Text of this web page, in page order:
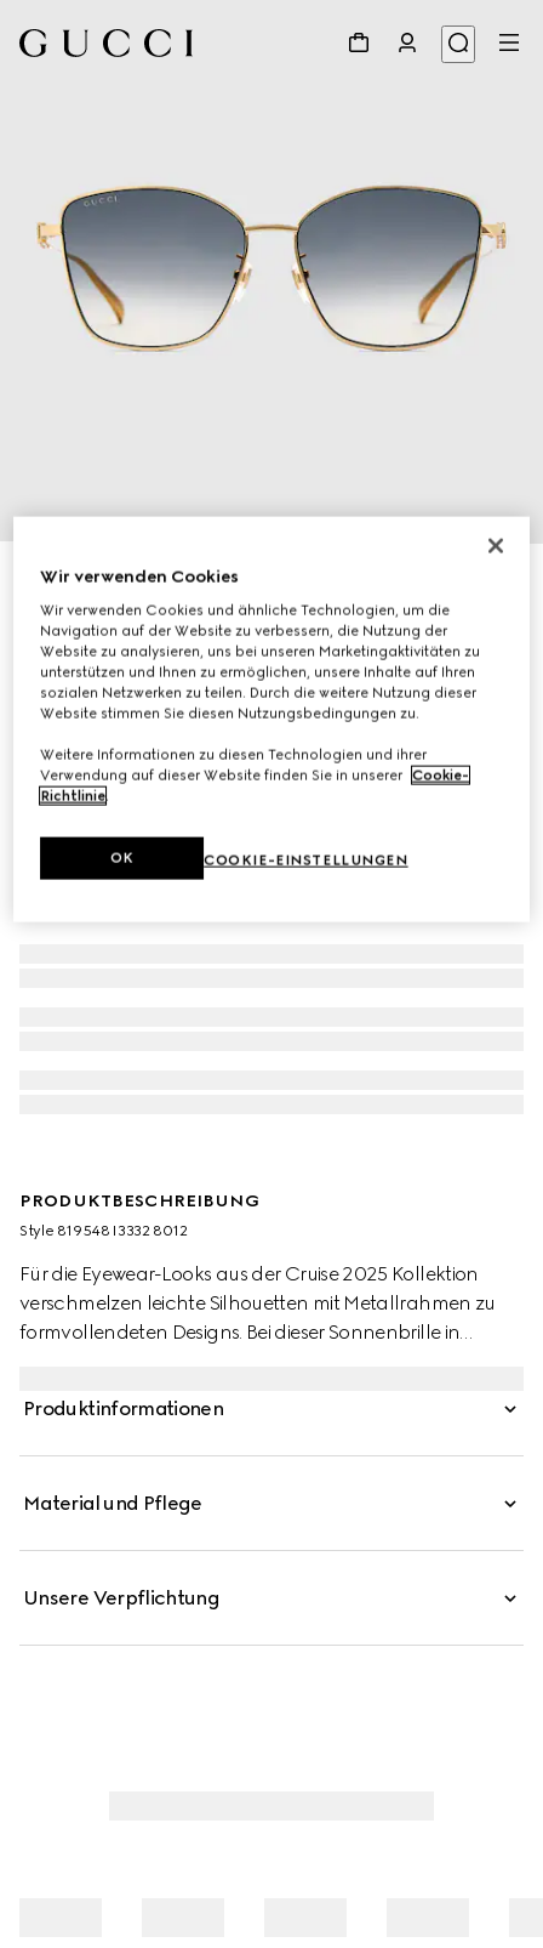
Sonnenbrille in Schmetterlingsform mit tiefem Nasensteg
€ 470
Variantengelbgoldfarben
PRODUKTBESCHREIBUNG
Style ‎819548 I3332 8012
Für die Eyewear-Looks aus der Cruise 2025 Kollektion
verschmelzen leichte Silhouetten mit Metallrahmen zu
formvollendeten Designs. Bei dieser Sonnenbrille in
Produktinformationen
Material und Pflege
Unsere Verpflichtung
Wir verwenden Cookies
Wir verwenden Cookies und ähnliche Technologien, um die
Navigation auf der Website zu verbessern, die Nutzung der
Website zu analysieren, uns bei unseren Marketingaktivitäten zu
unterstützen und Ihnen zu ermöglichen, unsere Inhalte auf Ihren
sozialen Netzwerken zu teilen. Durch die weitere Nutzung dieser
Website stimmen Sie diesen Nutzungsbedingungen zu.
Weitere Informationen zu diesen Technologien und ihrer
Verwendung auf dieser Website finden Sie in unserer Cookie-
Richtlinie.
COOKIE-EINSTELLUNGEN
OK